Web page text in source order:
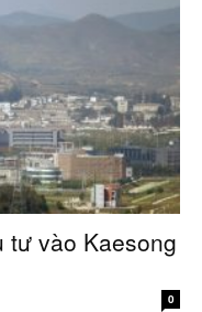
tư vào Kaesong
0